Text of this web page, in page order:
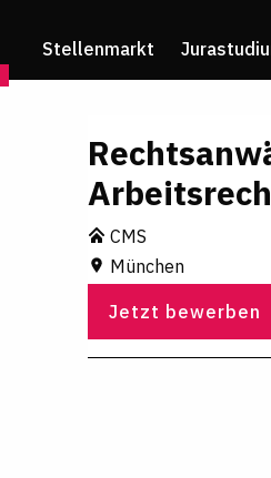
Stellenmarkt
CMS
München
Jetzt bewerben